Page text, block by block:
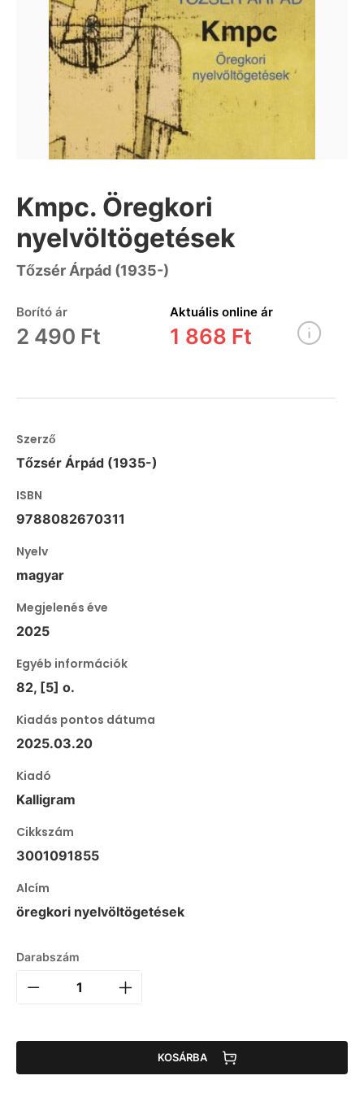
Kmpc. Öregkori
nyelvöltögetések
Tőzsér Árpád (1935-)
Borító ár
2 490 Ft
Aktuális online ár
1 868 Ft
Szerző
Tőzsér Árpád (1935-)
ISBN
9788082670311
Nyelv
magyar
Megjelenés éve
2025
Egyéb információk
82, [5] o.
Kiadás pontos dátuma
2025.03.20
Kiadó
Kalligram
Cikkszám
3001091855
Alcím
öregkori nyelvöltögetések
Darabszám
KOSÁRBA